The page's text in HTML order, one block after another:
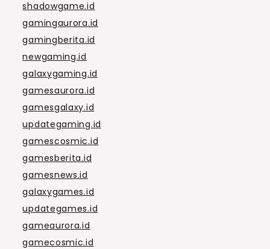
shadowgame.id
gamingaurora.id
gamingberita.id
newgaming.id
galaxygaming.id
gamesaurora.id
gamesgalaxy.id
updategaming.id
gamescosmic.id
gamesberita.id
gamesnews.id
galaxygames.id
updategames.id
gameaurora.id
gamecosmic.id